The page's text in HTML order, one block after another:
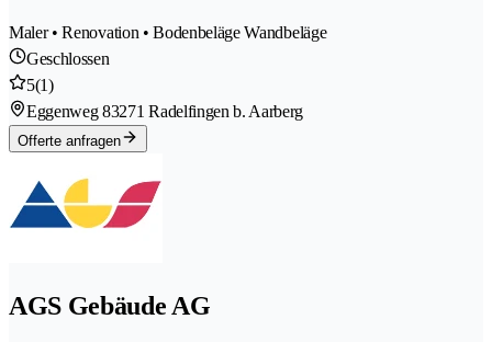
Maler • Renovation • Bodenbeläge Wandbeläge
Geschlossen
5(1)
Eggenweg 83271 Radelfingen b. Aarberg
Offerte anfragen
AGS Gebäude AG